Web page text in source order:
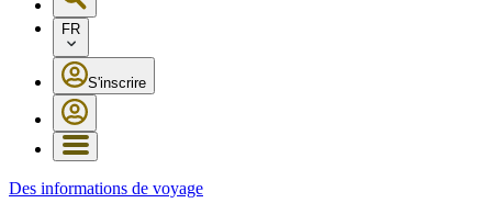
FR
S'inscrire
Des informations de voyage